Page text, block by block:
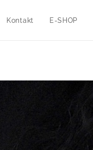
Kontakt E-SHOP